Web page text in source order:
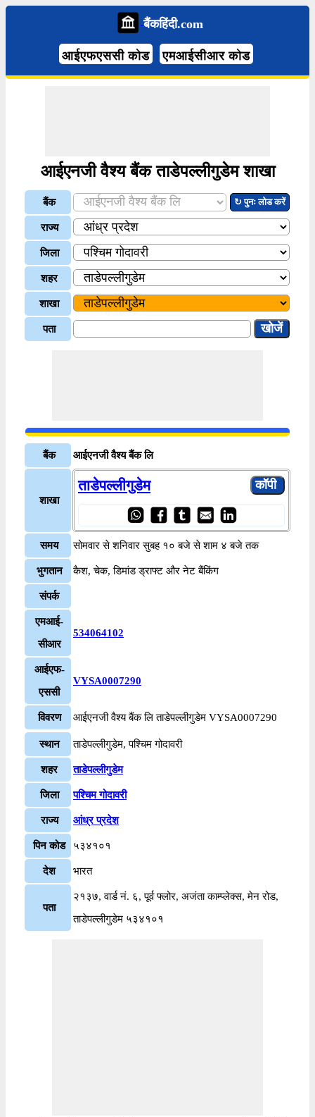
बैंकहिंदी.com
आईएफएससी कोड एमआईसीआर कोड
आईएनजी वैश्य बैंक ताडेपल्लीगुडेम शाखा
बैंक ↻ पुनः लोड करें
राज्य
जिला
शहर
शाखा
पता
बैंक आईएनजी वैश्य बैंक लि
शाखा
ताडेपल्लीगुडेम
समय सोमवार से शनिवार सुबह १० बजे से शाम ४ बजे तक
भुगतान कैश, चेक, डिमांड ड्राफ्ट और नेट बैंकिंग
संपर्क
एमआई-
सीआर
534064102
आईएफ-
एससी
VYSA0007290
विवरण आईएनजी वैश्य बैंक लि ताडेपल्लीगुडेम VYSA0007290
स्थान ताडेपल्लीगुडेम, पश्चिम गोदावरी
शहर ताडेपल्लीगुडेम
जिला पश्चिम गोदावरी
राज्य आंध्र प्रदेश
पिन कोड ५३४१०१
देश भारत
पता
२१३७, वार्ड नं. ६, पूर्व फ्लोर, अजंता काम्प्लेक्स, मेन रोड,
ताडेपल्लीगुडेम ५३४१०१